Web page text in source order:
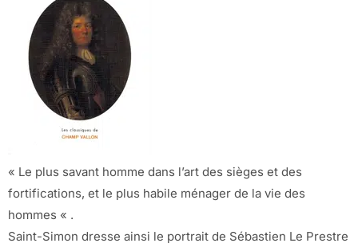
« Le plus savant homme dans l’art des sièges et des
fortifications, et le plus habile ménager de la vie des
hommes « .
Saint-Simon dresse ainsi le portrait de Sébastien Le Prestre